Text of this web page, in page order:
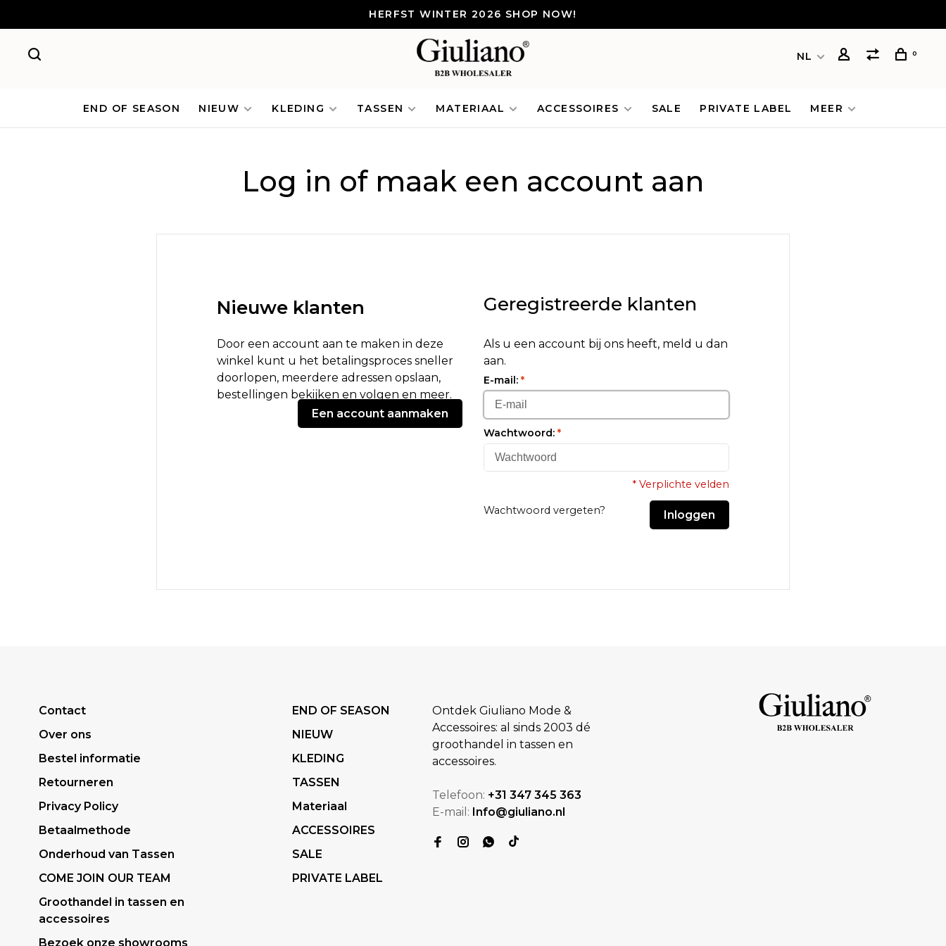
HERFST WINTER 2026 SHOP NOW!
NL 0
END OF SEASON NIEUW KLEDING TASSEN MATERIAAL ACCESSOIRES SALE PRIVATE LABEL MEER
Log in of maak een account aan
Nieuwe klanten
Door een account aan te maken in deze
winkel kunt u het betalingsproces sneller
doorlopen, meerdere adressen opslaan,
bestellingen bekijken en volgen en meer.
Een account aanmaken
Geregistreerde klanten
Als u een account bij ons heeft, meld u dan
aan.
E-mail: *
Wachtwoord: *
* Verplichte velden
Wachtwoord vergeten? Inloggen
Contact
Over ons
Bestel informatie
Retourneren
Privacy Policy
Betaalmethode
Onderhoud van Tassen
COME JOIN OUR TEAM
Groothandel in tassen en
accessoires
Bezoek onze showrooms
END OF SEASON
NIEUW
KLEDING
TASSEN
Materiaal
ACCESSOIRES
SALE
PRIVATE LABEL
Ontdek Giuliano Mode &
Accessoires: al sinds 2003 dé
groothandel in tassen en
accessoires.
Telefoon: +31 347 345 363
E-mail: Info@giuliano.nl